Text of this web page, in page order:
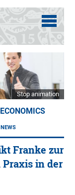
Stop animation
NEWS
Franke zur
Praxis in der